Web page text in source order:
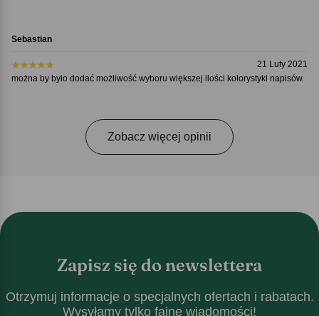
Sebastian
21 Luty 2021
można by było dodać możliwość wyboru większej ilości kolorystyki napisów.
Zobacz więcej opinii
Zapisz się do newslettera
Otrzymuj informacje o specjalnych ofertach i rabatach.
Wysyłamy tylko fajne wiadomości!